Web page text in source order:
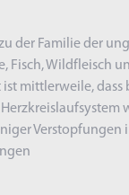
der Familie der
Fisch, Wildfleisch
mittlerweile, dass
Verstopfungen